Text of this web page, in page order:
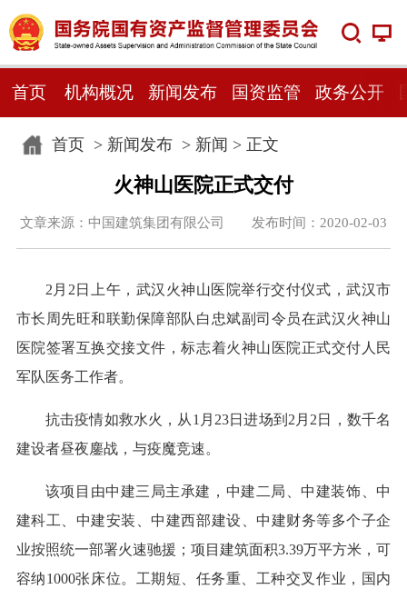
首页 机构概况 新闻发布 国资监管 政务公开
首页> 新闻发布> 新闻 > 正文
火神山医院正式交付
文章来源：中国建筑集团有限公司 发布时间：2020-02-03
2月2日上午，武汉火神山医院举行交付仪式，武汉市
市长周先旺和联勤保障部队白忠斌副司令员在武汉火神山
医院签署互换交接文件，标志着火神山医院正式交付人民
军队医务工作者。
抗击疫情如救水火，从1月23日进场到2月2日，数千名
建设者昼夜鏖战，与疫魔竞速。
该项目由中建三局主承建，中建二局、中建装饰、中
建科工、中建安装、中建西部建设、中建财务等多个子企
业按照统一部署火速驰援；项目建筑面积3.39万平方米，可
容纳1000张床位。工期短、任务重、工种交叉作业，国内